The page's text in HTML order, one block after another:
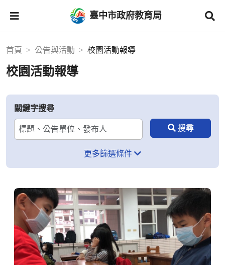
臺中市政府教育局
首頁 公告與活動 校園活動報導
校園活動報導
關鍵字搜尋
更多篩選條件